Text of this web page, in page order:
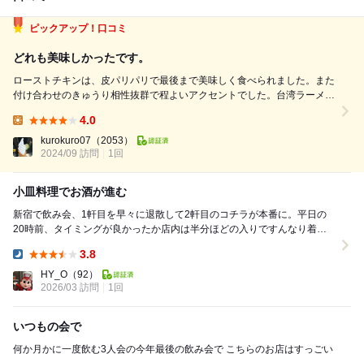
ピックアップ！口コミ
どれも美味しかったです。
ローストチキンは、皮パリパリで最後まで美味しく食べられました。また
付け合わせのきゅうり相性抜群で程よいアクセントでした。台湾ラーメン
けることをオススメします。このお店の料理に共通することですが、味付
けが濃すぎず、食材の旨みが味わえま...
4.0
kurokuro07 （2053）
2024/09 訪問
1回
小皿料理でお酒が進む
新宿で飲み会、1軒目を早々に退散して2軒目のコチラが本番に。平日の
20時前、タイミングが良かったか店内は半分ほどの入りですんなり着
3.8
HY_O （92）
2026/03 訪問
1回
いつもの会で
何か月かに一度飲む3人会の今年最後の飲み会で こちらのお店はすっごい